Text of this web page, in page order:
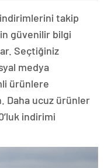
takip
güvenilir bilgi
Seçtiğiniz
medya
ürünlere
Daha ucuz ürünler
indirimi